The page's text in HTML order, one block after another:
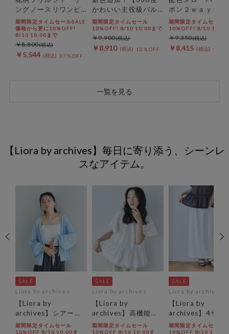
ングノースリワンピ
ース
期間限定タイムセールSALE
価格から更に10%OFF!
8/10 10:00まで
￥5,544 37％OFF
￥8,800
かわいい主役級バル
ーンワンピ】タック
バルーンノースリギ
ャザーワンピース
期間限定タイムセール
10%OFF! 8/10 10:00まで
￥8,910 10％OFF
￥9,900
ボン２ｗａｙオフ
ョルワンピース
期間限定タイムセール
10%OFF! 8/10 10:00
￥8,415 10％
￥9,350
一覧を見る
【Liora by archives】毎日に寄り添う、シーンレ
スなアイテム。
Liora by archives
【Liora by
archives】シアーニ
ットカーディガン
期間限定タイムセール
10%OFF 8/10 10:00ま
Liora by archives
【Liora by
archives】高機能接
触冷感レイヤードフ
期間限定タイムセール
10%OFF 8/10 10:00ま
Liora by archives
【Liora by
archives】4サイ
開！高機能カット
期間限定タイムセール
10%OFF 8/10 10:00